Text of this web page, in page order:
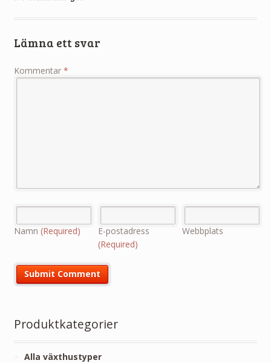
Lämna ett svar
Kommentar *
Namn (Required)
E-postadress
(Required)
Webbplats
Produktkategorier
Alla växthustyper